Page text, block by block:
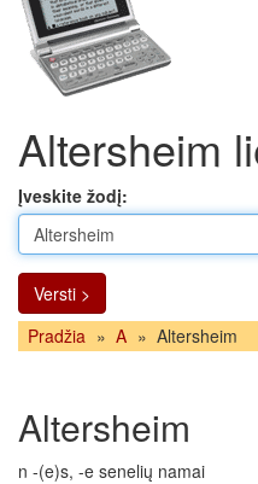
Altersheim
Įveskite žodį:
Versti >
Pradžia » A » Altersheim
Altersheim
n -(e)s, -e senelių namai